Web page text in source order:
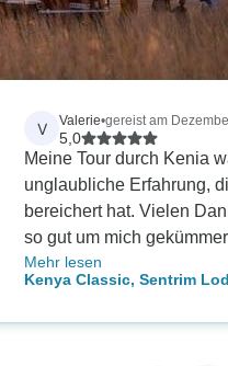
V Valerie•gereist am
5,0
Meine Tour durch Kenia
unglaubliche Erfahrung,
bereichert hat. Vielen
so gut um mich
Sicherheit gebracht haben.
Mehr lesen
Kenya Classic, Sentrim